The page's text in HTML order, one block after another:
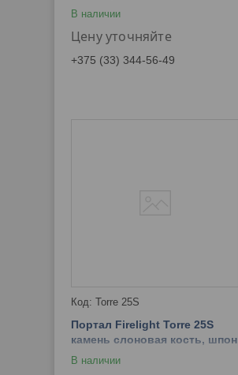
В наличии
Цену уточняйте
+375 (33) 344-56-49
Torre 25S
Портал Firelight Torre 25S
камень слоновая кость, шпон
темный дуб
В наличии